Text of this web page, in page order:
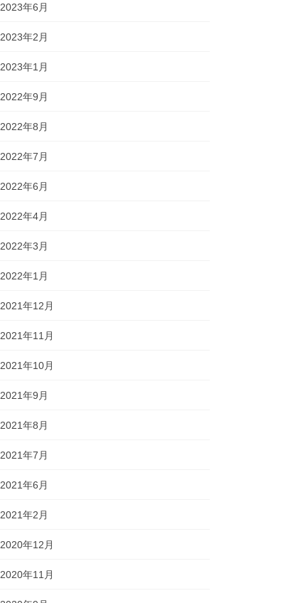
2023年6月
2023年2月
2023年1月
2022年9月
2022年8月
2022年7月
2022年6月
2022年4月
2022年3月
2022年1月
2021年12月
2021年11月
2021年10月
2021年9月
2021年8月
2021年7月
2021年6月
2021年2月
2020年12月
2020年11月